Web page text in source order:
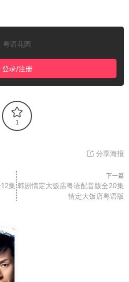
粤语花园
登录/注册
1
分享海报
集
下一篇
韩剧情定大饭店粤语配音版全20集
情定大饭店粤语版